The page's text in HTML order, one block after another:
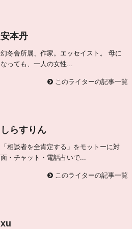
安本丹
幻冬舎所属、作家。エッセイスト。 母に
なっても、一人の女性...
このライターの記事一覧
しらすりん
「相談者を全肯定する」をモットーに対
面・チャット・電話占いで...
このライターの記事一覧
xu